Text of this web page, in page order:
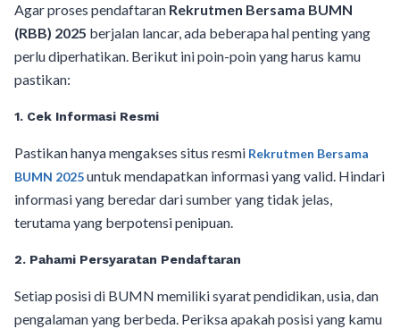
Agar proses pendaftaran Rekrutmen Bersama BUMN
(RBB) 2025 berjalan lancar, ada beberapa hal penting yang
perlu diperhatikan. Berikut ini poin-poin yang harus kamu
pastikan:
1. Cek Informasi Resmi
Pastikan hanya mengakses situs resmi Rekrutmen Bersama
BUMN 2025untuk mendapatkan informasi yang valid. Hindari
informasi yang beredar dari sumber yang tidak jelas,
terutama yang berpotensi penipuan.
2. Pahami Persyaratan Pendaftaran
Setiap posisi di BUMN memiliki syarat pendidikan, usia, dan
pengalaman yang berbeda. Periksa apakah posisi yang kamu